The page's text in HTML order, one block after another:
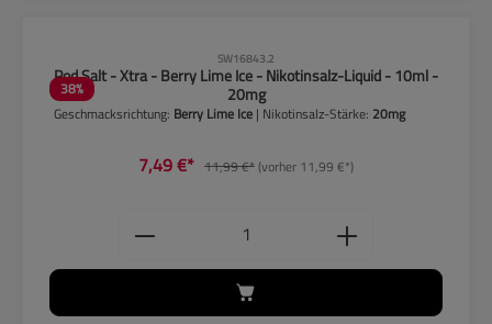
38%
SW16843.2
Pod Salt - Xtra - Berry Lime Ice - Nikotinsalz-Liquid - 10ml -
20mg
Geschmacksrichtung: Berry Lime Ice | Nikotinsalz-Stärke: 20mg
7,49 €* 11,99 €*(vorher 11,99 €*)
Produkt Anzahl: Gib den